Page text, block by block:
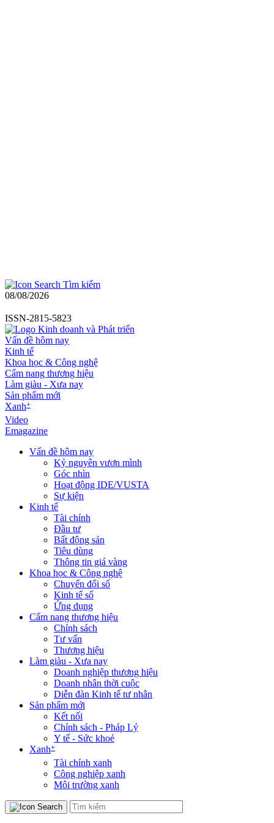
Tìm kiếm
08/08/2026
ISSN-2815-5823
Vấn đề hôm nay
Kinh tế
Khoa học & Công nghệ
Cẩm nang thương hiệu
Làm giàu - Xưa nay
Sản phẩm mới
Xanh+
Video
Emagazine
Vấn đề hôm nay
Kỷ nguyên vươn mình
Góc nhìn
Hoạt động IDE/VUSTA
Sự kiện
Kinh tế
Tài chính
Đầu tư
Bất động sản
Tiêu dùng
Thông tin giá vàng
Khoa học & Công nghệ
Chuyển đổi số
Kinh tế số
Ứng dụng
Cẩm nang thương hiệu
Chính sách
Tư vấn
Thương hiệu
Làm giàu - Xưa nay
Doanh nghiệp thương hiệu
Doanh nhân thời cuộc
Diễn đàn Kinh tế tư nhân
Sản phẩm mới
Kết nối
Chính sách - Pháp Lý
Y tế - Sức khoẻ
Xanh+
Tài chính xanh
Công nghiệp xanh
Môi trường xanh